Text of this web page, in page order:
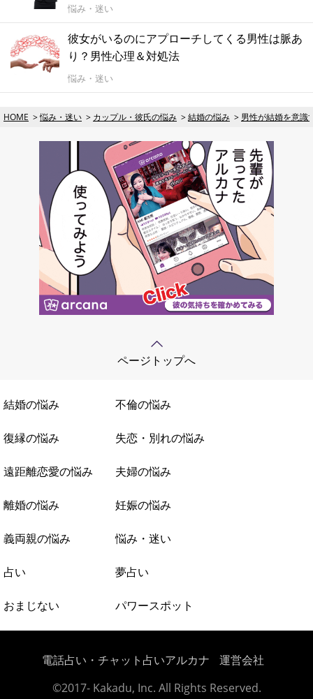
悩み・迷い
彼女がいるのにアプローチしてくる男性は脈あ
り？男性心理＆対処法
悩み・迷い
HOME 悩み・迷い カップル・彼氏の悩み 結婚の悩み 男性が結婚を意識
ページトップへ
結婚の悩み 不倫の悩み
復縁の悩み 失恋・別れの悩み
遠距離恋愛の悩み 夫婦の悩み
離婚の悩み 妊娠の悩み
義両親の悩み 悩み・迷い
占い 夢占い
おまじない パワースポット
電話占い・チャット占いアルカナ
運営会社
©2017- Kakadu, Inc. All Rights Reserved.